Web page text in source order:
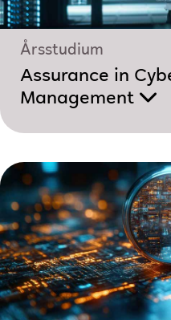
Årsstudium
Assurance in
Management